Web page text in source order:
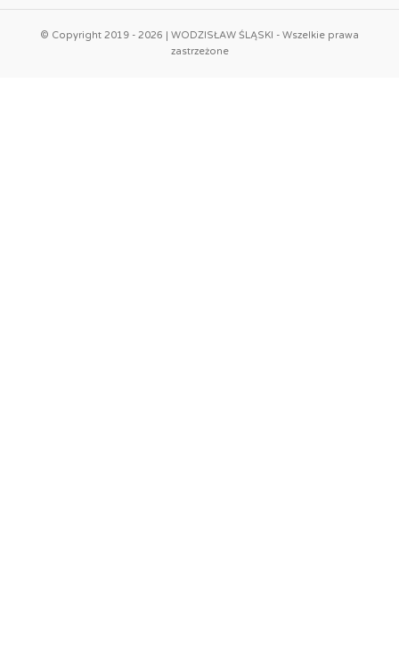
© Copyright 2019 - 2026 | WODZISŁAW ŚLĄSKI - Wszelkie prawa
zastrzeżone